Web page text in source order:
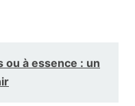
à essence : un